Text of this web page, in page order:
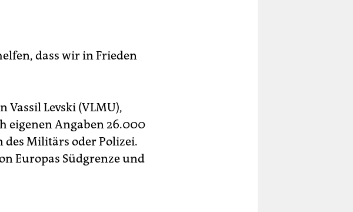
dass wir in Frieden
Levski (VLMU),
eigenen Angaben 26.000
des Militärs oder Polizei.
Europas Südgrenze und